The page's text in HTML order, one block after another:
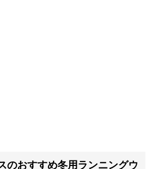
のおすすめ冬用ランニングウ